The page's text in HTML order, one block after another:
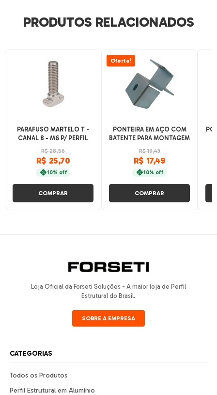
PRODUTOS RELACIONADOS
PARAFUSO MARTELO T -
CANAL 8 - M6 P/ PERFIL
BASE 30 E 40
R$ 28,56
R$ 25,70
10% off
COMPRAR
Oferta!
PONTEIRA EM AÇO COM
BATENTE PARA MONTAGEM
DE TRILHO FLOW RACK
R$ 19,43
R$ 17,49
10% off
COMPRAR
Loja Oficial da Forseti Soluções - A maior loja de Perfil
Estrutural do Brasil.
SOBRE A EMPRESA
CATEGORIAS
Todos os Produtos
Perfil Estrutural em Alumínio